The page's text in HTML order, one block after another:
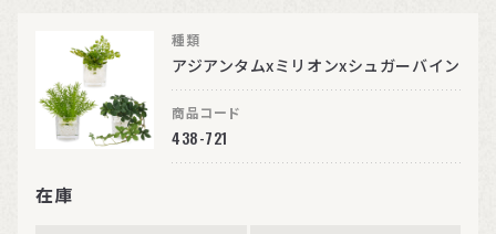
種類
アジアンタムxミリオンxシュガーバイン
商品コード
438-721
在庫